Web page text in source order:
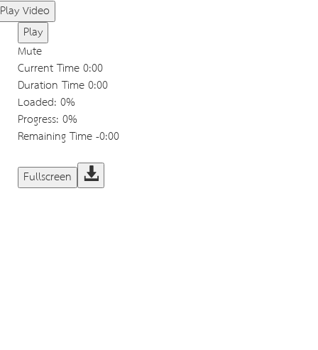
Play Video
Play
Mute
Current Time0:00
Duration Time0:00
Loaded: 0%
Progress: 0%
Remaining Time-0:00
Fullscreen